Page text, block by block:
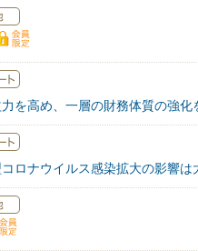
を高め、一層の財務体質の強
ロナウイルス感染拡大の影響